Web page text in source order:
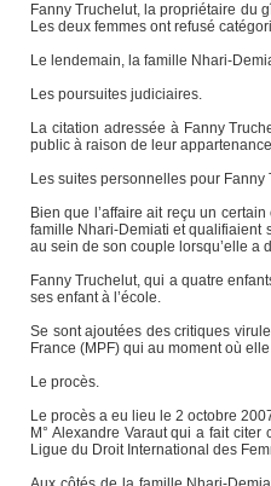
Fanny Truchelut, la propriétaire du
Les deux femmes ont refusé
Le lendemain, la famille Nhari-
Les poursuites judiciaires.
La citation adressée à Fanny
public à raison de leur
Les suites personnelles pour Fanny
Bien que l’affaire ait reçu un
famille Nhari-Demiati et qualifiaient
au sein de son couple lorsqu’elle a
Fanny Truchelut, qui a quatre
ses enfant à l’école.
Se sont ajoutées des critiques
France (MPF) qui au moment où
Le procès.
Le procès a eu lieu le 2 octobre
M° Alexandre Varaut qui a fait
Ligue du Droit International des